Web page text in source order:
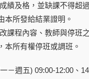
績及格，並缺課不得超
本所發給結業證明。
課程內容、教師與停班
本所有權停班或調班。
－週五) 09:00-12:00、